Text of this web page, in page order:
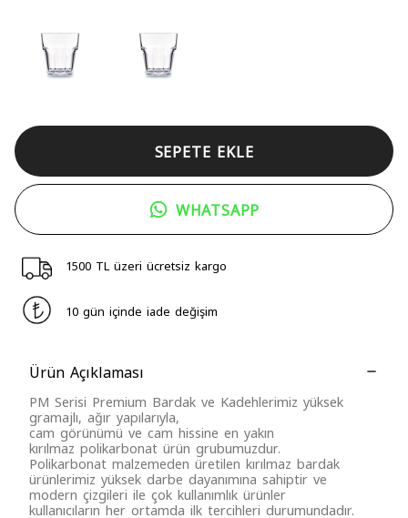
SEPETE EKLE
WHATSAPP
1500 TL üzeri ücretsiz kargo
10 gün içinde iade değişim
Ürün Açıklaması
PM Serisi Premium Bardak ve Kadehlerimiz yüksek
gramajlı, ağır yapılarıyla,
cam görünümü ve cam hissine en yakın
kırılmaz polikarbonat ürün grubumuzdur.
Polikarbonat malzemeden üretilen kırılmaz bardak
ürünlerimiz yüksek darbe dayanımına sahiptir ve
modern çizgileri ile çok kullanımlık ürünler
kullanıcıların her ortamda ilk tercihleri durumundadır.